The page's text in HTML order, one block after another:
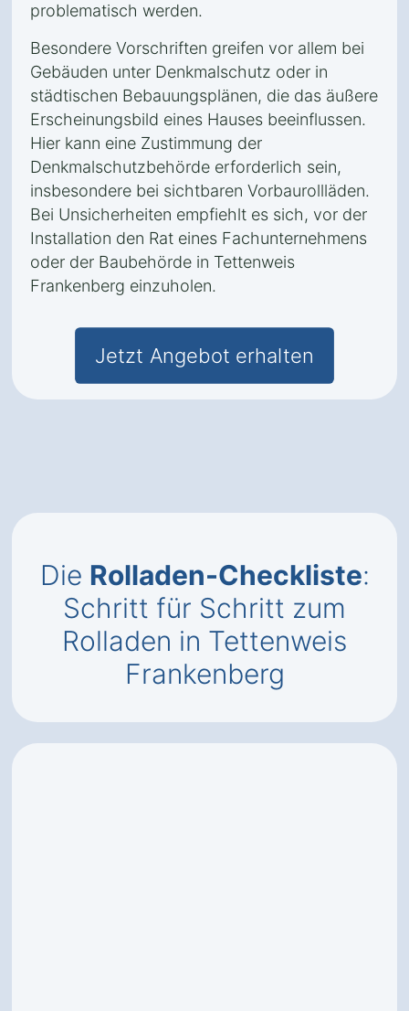
problematisch werden.
Besondere Vorschriften greifen vor allem bei
Gebäuden unter Denkmalschutz oder in
städtischen Bebauungsplänen, die das äußere
Erscheinungsbild eines Hauses beeinflussen.
Hier kann eine Zustimmung der
Denkmalschutzbehörde erforderlich sein,
insbesondere bei sichtbaren Vorbaurollläden.
Bei Unsicherheiten empfiehlt es sich, vor der
Installation den Rat eines Fachunternehmens
oder der Baubehörde in Tettenweis
Frankenberg einzuholen.
Jetzt Angebot erhalten
Die Rolladen-Checkliste:
Schritt für Schritt zum
Rolladen in Tettenweis
Frankenberg